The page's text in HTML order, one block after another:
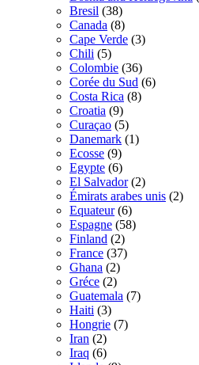
Bresil (38)
Canada (8)
Cape Verde (3)
Chili (5)
Colombie (36)
Corée du Sud (6)
Costa Rica (8)
Croatia (9)
Curaçao (5)
Danemark (1)
Ecosse (9)
Egypte (6)
El Salvador (2)
Émirats arabes unis (2)
Equateur (6)
Espagne (58)
Finland (2)
France (37)
Ghana (2)
Gréce (2)
Guatemala (7)
Haiti (3)
Hongrie (7)
Iran (2)
Iraq (6)